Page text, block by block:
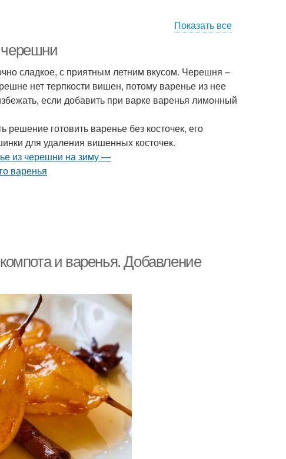
Показать все
сладкое, с приятным летним вкусом. Черешня –
нет терпкости вишен, потому варенье из нее
если добавить при варке варенья лимонный
решение готовить варенье без косточек, его
для удаления вишенных косточек.
и варенья. Добавление